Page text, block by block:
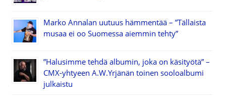
Marko Annalan uutuus hämmentää – ”Tällaista
musaa ei oo Suomessa aiemmin tehty”
”Halusimme tehdä albumin, joka on käsityötä” –
CMX-yhtyeen A.W.Yrjänän toinen sooloalbumi
julkaistu